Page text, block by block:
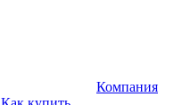
Компания